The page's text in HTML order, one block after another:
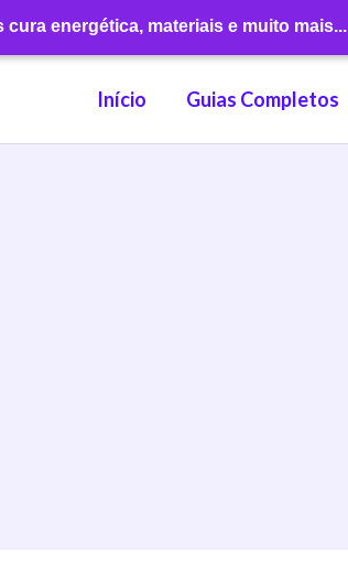
energética, materiais e muito mais...
Início Guias Completos